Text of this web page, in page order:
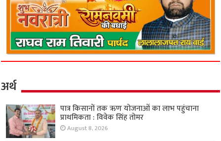
अर्थ
पात्र किसानों तक ऋण योजनाओं का लाभ पहुंचाना
प्राथमिकता : विवेक सिंह तोमर
August 8, 2026